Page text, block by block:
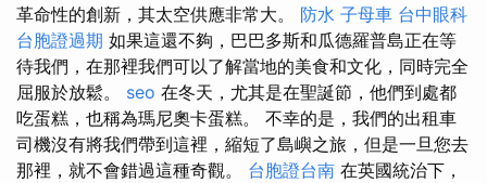
革命性的創新，其太空供應非常大。 防水 子母車 台中眼科
台胞證過期 如果這還不夠，巴巴多斯和瓜德羅普島正在等
待我們，在那裡我們可以了解當地的美食和文化，同時完全
屈服於放鬆。 seo 在冬天，尤其是在聖誕節，他們到處都
吃蛋糕，也稱為瑪尼奧卡蛋糕。 不幸的是，我們的出租車
司機沒有將我們帶到這裡，縮短了島嶼之旅，但是一旦您去
那裡，就不會錯過這種奇觀。 台胞證台南 在英國統治下，